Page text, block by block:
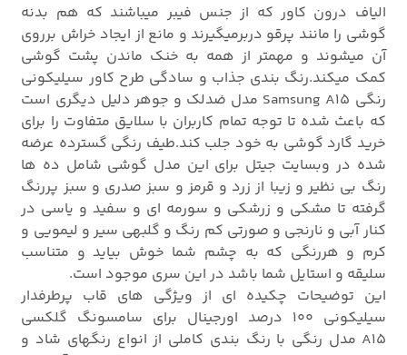
الیاف درون کاور که از جنس فیبر میباشند که هم بدنه
گوشی را مانند پرقو دربرمیگیرند و مانع از ایجاد خراش برروی
آن میشوند و مهمتر از همه به خنک ماندن پشت گوشی
کمک میکند.رنگ بندی جذاب و سادگی طرح کاور سیلیکونی
رنگی Samsung A15 مدل ضدلک و جوهر دلیل دیگری است
که باعث شده تا توجه تمام کاربران با سلایق متفاوت را برای
خرید گارد گوشی به خود جلب کند.طیف رنگی گسترده عرضه
شده در وبسایت جیتل برای این مدل گوشی شامل ده ها
رنگ بی نظیر و زیبا از زرد و قرمز و سبز صدری و سبز پررنگ
گرفته تا مشکی و زرشکی و سورمه ای و سفید و یاسی در
کنار آبی و نارنجی و صورتی کم رنگ و گلبهی سیر و لیمویی و
کرم و هررنگی که به چشم شما خوش بیاید و متناسب
سلیقه و استایل شما باشد در این سری موجود است.
این توضیحات چکیده ای از ویژگی های قاب پرطرفدار
سیلیکونی 100 درصد اورجینال برای سامسونگ گلکسی
A15 مدل رنگی با رنگ بندی کاملی از انواع رنگهای شاد و